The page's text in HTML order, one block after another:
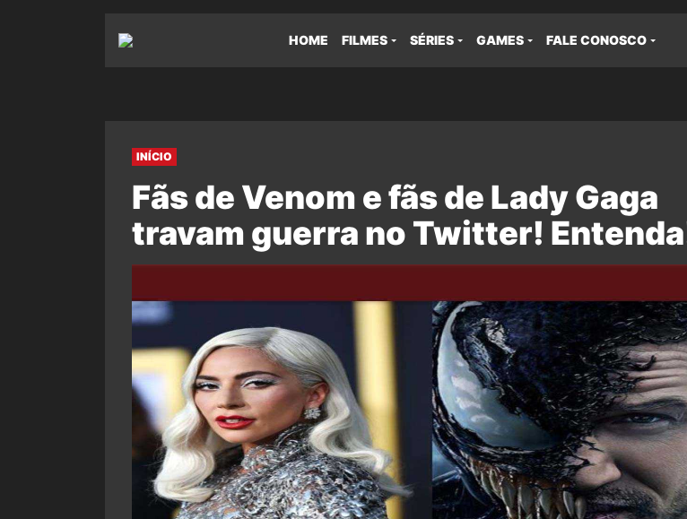
HOME FILMES SÉRIES GAMES FALE CONOSCO
INÍCIO
Fãs de Venom e fãs de Lady Gaga
travam guerra no Twitter!